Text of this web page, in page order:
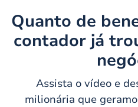
Quanto de
contador já
Assista o vídeo e
milionária que